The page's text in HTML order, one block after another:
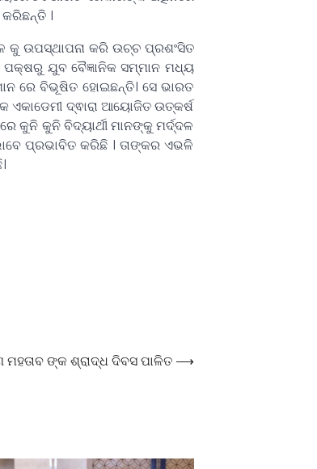
।
କୁ ଉପସ୍ଥାପନା କରି ଉଚ୍ଚ ପ୍ରଶଂସିତ
ପକ୍ଷରୁ ଯୁବ ବୈଜ୍ଞାନିକ ସମ୍ମାନ ମଧ୍ୟ
ରେ ବିଭୂଷିତ ହୋଇଛନ୍ତି। ସେ ଭାରତ
ଦ୍ଵାରା ଆୟୋଜିତ ଉତ୍କର୍ଷ
କୁନି କୁନି ବିଦ୍ୟାର୍ଥୀ ମାନଙ୍କୁ ମର୍ଦ୍ଦଳ
ପ୍ରଭାବିତ କରିଛି । ତାଙ୍କର ଏଭଳି
ଙ୍କ ଶ୍ରାଦ୍ଧ ଦିବସ ପାଳିତ ⟶